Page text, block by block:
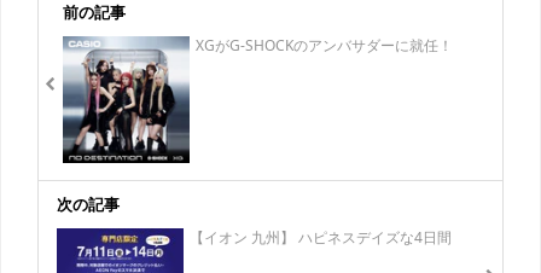
前の記事
XGがG-SHOCKのアンバサダーに就任！
次の記事
【イオン 九州】 ハピネスデイズな4日間